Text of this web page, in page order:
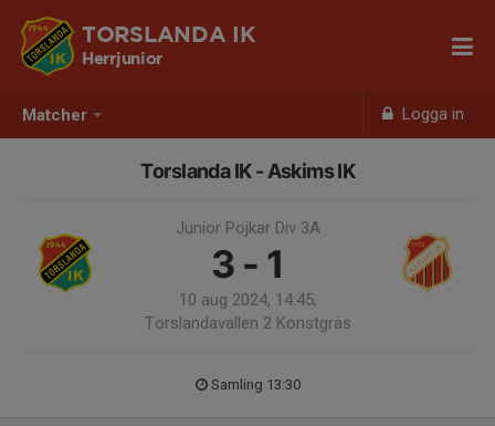
Matcher Logga in
TORSLANDA IK
Herrjunior
Torslanda IK - Askims IK
Junior Pojkar Div 3A
3 - 1
10 aug 2024, 14:45,
Torslandavallen 2 Konstgräs
Samling 13:30